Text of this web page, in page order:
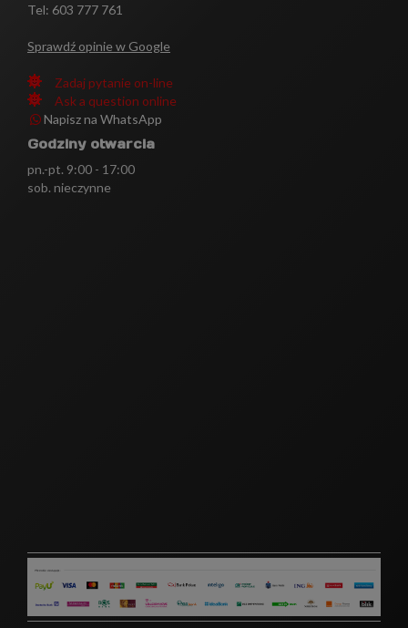
Tel: 603 777 761
Sprawdź opinie w Google
Zadaj pytanie on-line
Ask a question online
Napisz na WhatsApp
Godziny otwarcia
pn.-pt. 9:00 - 17:00
sob. nieczynne